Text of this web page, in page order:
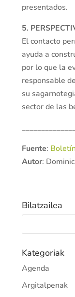
presentados.
5.
El contacto
ayuda a
por lo que la
responsable
su
sector de las
Fuente:
Autor:
Bilatzailea
Kategoriak
Agenda
Argitalpenak